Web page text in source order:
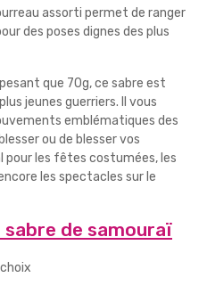
assorti permet de ranger
des poses dignes des plus
que 70g, ce sabre est
jeunes guerriers. Il vous
emblématiques des
ou de blesser vos
pour les fêtes costumées, les
les spectacles sur le
de samouraï